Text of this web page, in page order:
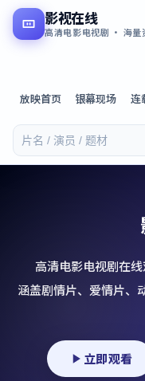
影视在线
高清电影电视剧 · 海量
放映首页 银幕现场 连
高清电影电视剧在
涵盖剧情片、爱情片、
立即观看